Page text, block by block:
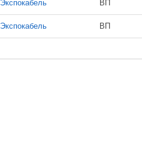
Экспокабель ВП
Экспокабель ВП